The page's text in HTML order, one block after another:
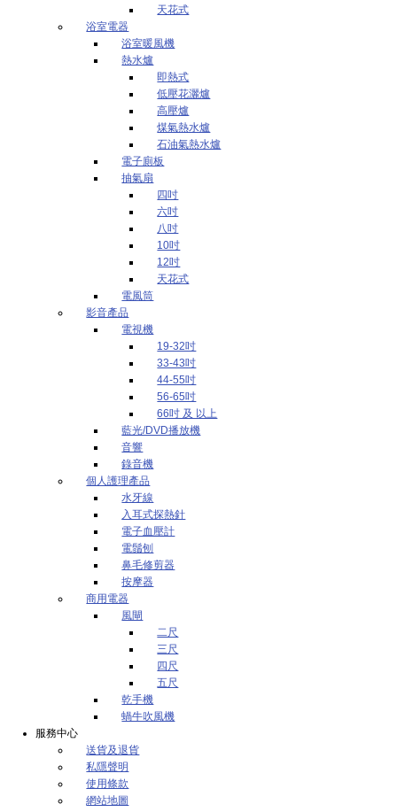
天花式
浴室電器
浴室暖風機
熱水爐
即熱式
低壓花灑爐
高壓爐
煤氣熱水爐
石油氣熱水爐
電子廁板
抽氣扇
四吋
六吋
八吋
10吋
12吋
天花式
電風筒
影音產品
電視機
19-32吋
33-43吋
44-55吋
56-65吋
66吋 及 以上
藍光/DVD播放機
音響
錄音機
個人護理產品
水牙線
入耳式探熱針
電子血壓計
電鬚刨
鼻毛修剪器
按摩器
商用電器
風閘
二尺
三尺
四尺
五尺
乾手機
蝸牛吹風機
服務中心
送貨及退貨
私隱聲明
使用條款
網站地圖